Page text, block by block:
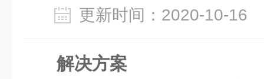
更新时间：2020-10-
解决方案